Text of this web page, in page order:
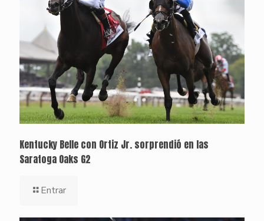
Kentucky Belle con Ortiz Jr. sorprendió en las
Saratoga Oaks G2
Entrar